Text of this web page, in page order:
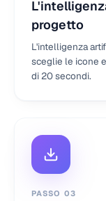
progetto
L'intelligenza
sceglie le icone
di 20 secondi.
PASSO 03